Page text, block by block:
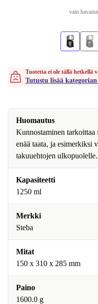
vain
Tuotetta ei ole tällä hetkellä
Tutustu lisää
Huomautus
Kunnostaminen
enää taata, ja esimerkiksi
takuuehtojen ulkopuolelle.
Kapasiteetti
1250 ml
Merkki
Steba
Mitat
150 x 310 x 285 mm
Paino
1600.0 g